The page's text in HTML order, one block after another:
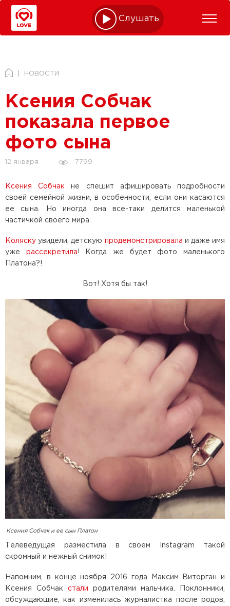
Слушать online
НОВОСТИ
Ксения Собчак
показала первое
фото сына
12 января 7799
Ксения Собчак
не спешит афишировать подробности
своей семейной жизни, в особенности, если они касаются
ее сына. Но иногда она все-таки делится маленькой
частичкой своего мира.
Коляску увидели, детскую продемонстрировала и даже имя
уже рассекретила! Когда же будет фото маленького
Платона?!
Вот! Хотя бы так!
Ксения Собчак и ее сын Платон
Телеведущая разместила в своем Instagram такой
скромный и нежный снимок!
Напомним, в конце ноября 2016 года Максим Виторган и
Ксения Собчак стали родителями мальчика. Поклонники,
обсуждающие, как изменилась журналистка после родов,